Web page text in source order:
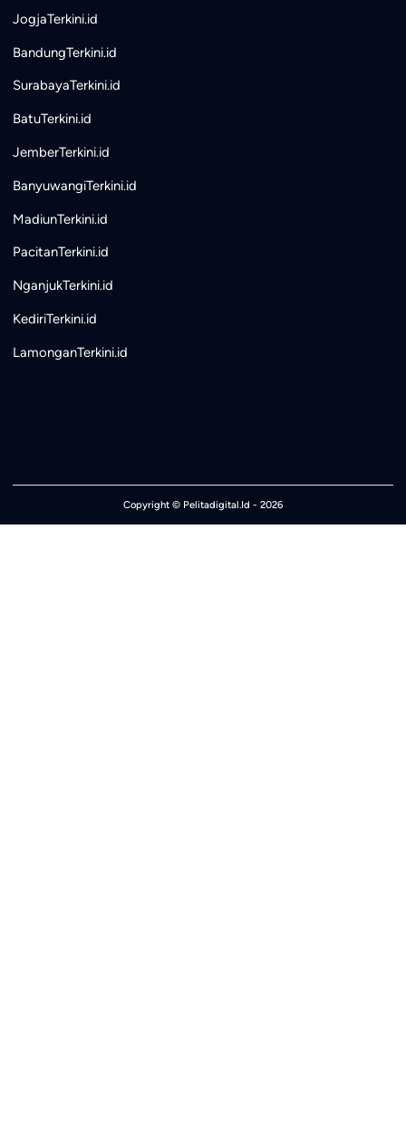
JogjaTerkini.id
BandungTerkini.id
SurabayaTerkini.id
BatuTerkini.id
JemberTerkini.id
BanyuwangiTerkini.id
MadiunTerkini.id
PacitanTerkini.id
NganjukTerkini.id
KediriTerkini.id
LamonganTerkini.id
Copyright © Pelitadigital.Id - 2026